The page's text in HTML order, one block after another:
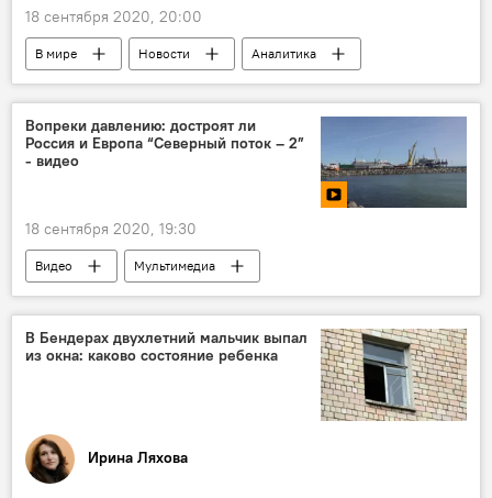
18 сентября 2020, 20:00
В мире Новости Аналитика
Вопреки давлению: достроят ли
Россия и Европа “Северный поток – 2”
- видео
18 сентября 2020, 19:30
Видео Мультимедиа
В Бендерах двухлетний мальчик выпал
из окна: каково состояние ребенка
Ирина Ляхова